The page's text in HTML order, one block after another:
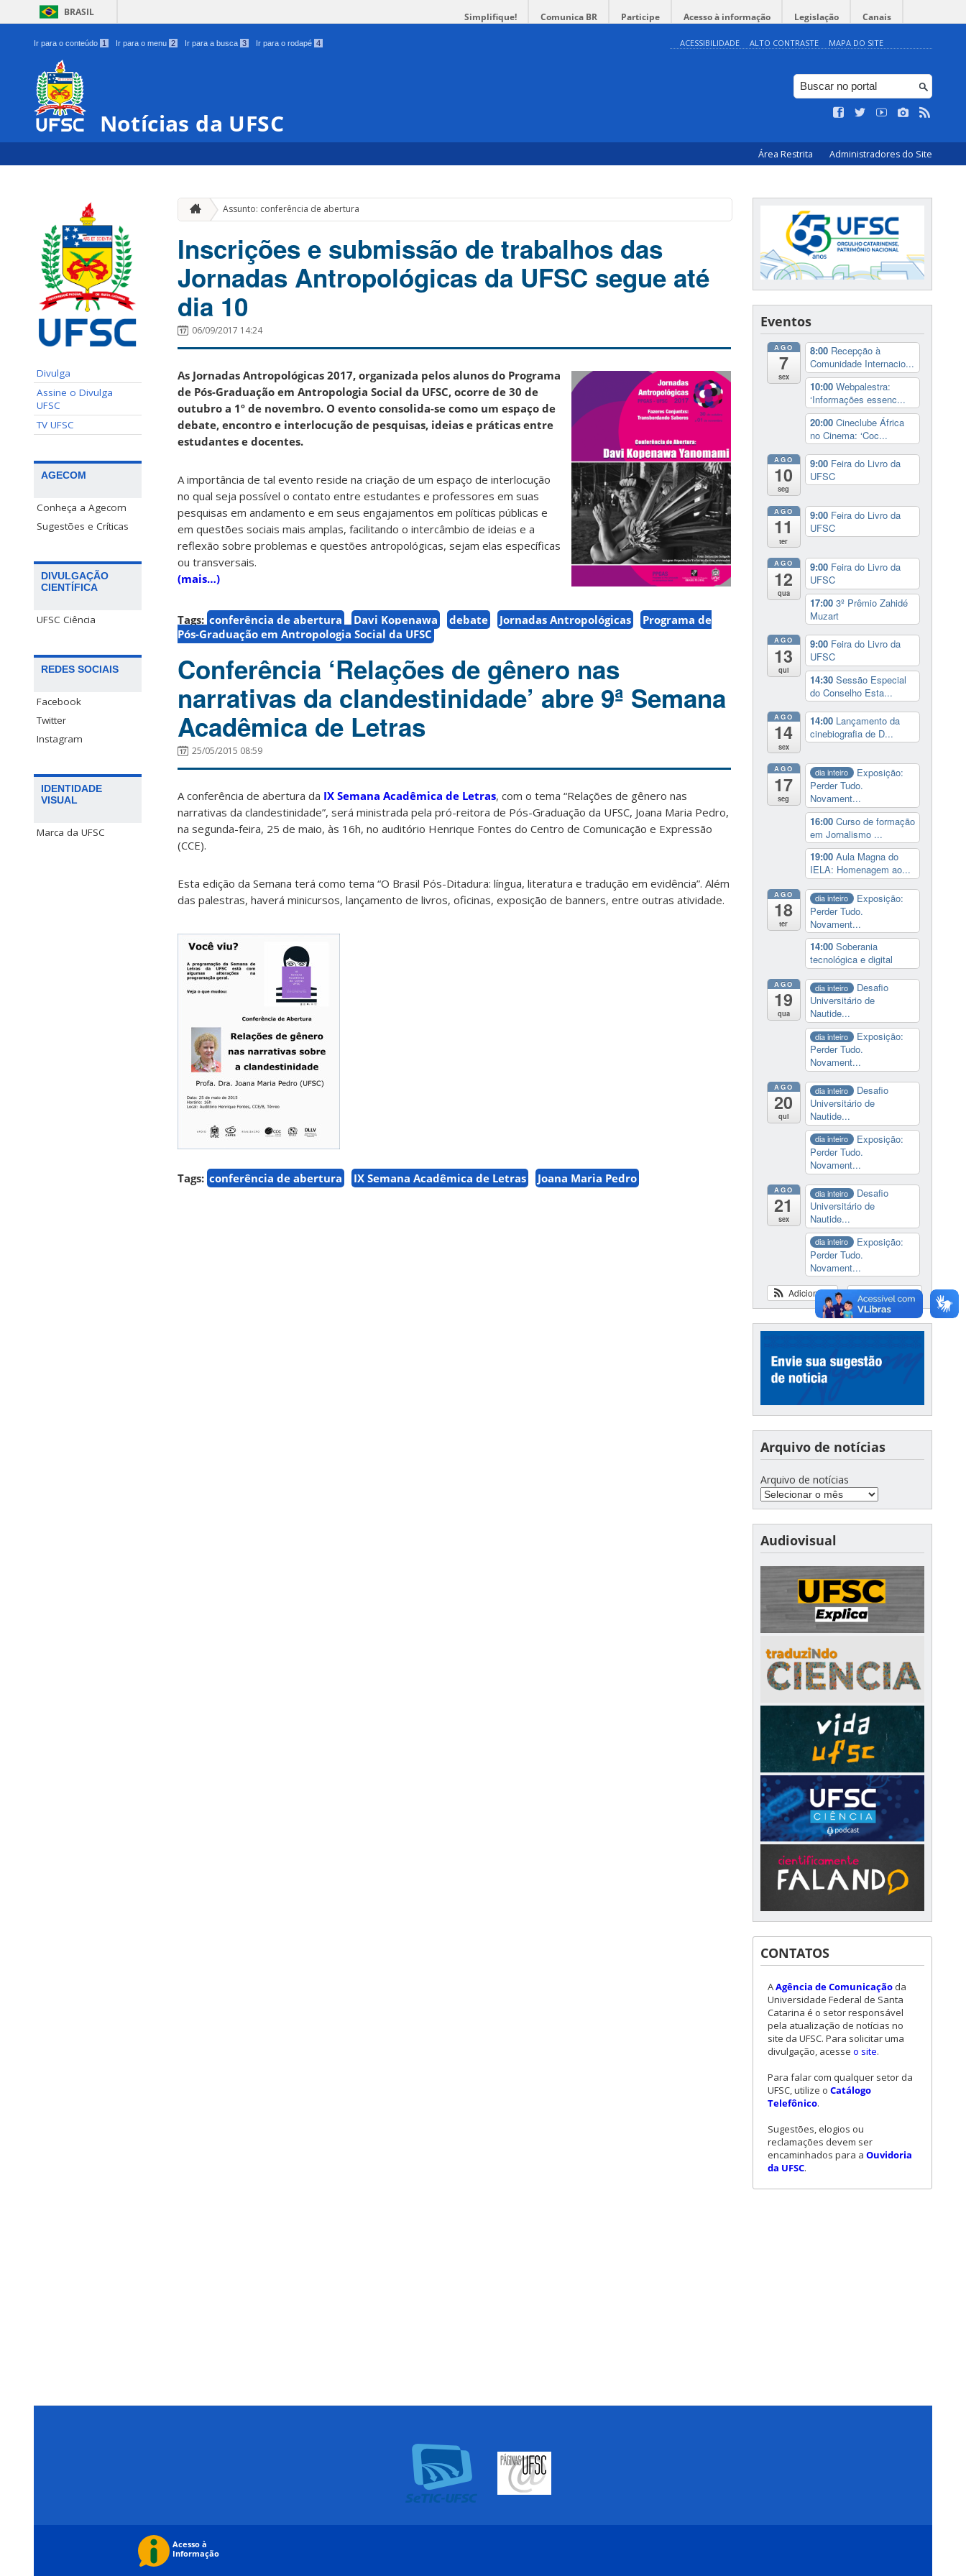
BRASIL Simplifique! Comunica BR Participe Acesso à informação Legislação Canais
Ir para o conteúdo 1 Ir para o menu 2 Ir para a busca 3 Ir para o rodapé 4 ACESSIBILIDADE ALTO CONTRASTE MAPA DO SITE
Notícias da UFSC
Área Restrita Administradores do Site
Divulga
Assine o Divulga
UFSC
TV UFSC
AGECOM
Conheça a Agecom
Sugestões e Críticas
DIVULGAÇÃO
CIENTÍFICA
UFSC Ciência
REDES SOCIAIS
Facebook
Twitter
Instagram
IDENTIDADE
VISUAL
Marca da UFSC
Assunto: conferência de abertura
Inscrições e submissão de trabalhos das
Jornadas Antropológicas da UFSC segue até
dia 10
06/09/2017 14:24
As Jornadas Antropológicas 2017, organizada pelos alunos do Programa
de Pós-Graduação em Antropologia Social da UFSC, ocorre de 30 de
outubro a 1º de novembro. O evento consolida-se como um espaço de
debate, encontro e interlocução de pesquisas, ideias e práticas entre
estudantes e docentes.
A importância de tal evento reside na criação de um espaço de interlocução
no qual seja possível o contato entre estudantes e professores em suas
pesquisas em andamento e em seus engajamentos em políticas públicas e
em questões sociais mais amplas, facilitando o intercâmbio de ideias e a
reflexão sobre problemas e questões antropológicas, sejam elas específicas
ou transversais.
(mais…)
Tags: conferência de abertura Davi Kopenawa debate Jornadas Antropológicas
Programa de
Pós-Graduação em Antropologia Social da UFSC
Conferência ‘Relações de gênero nas
narrativas da clandestinidade’ abre 9ª Semana
Acadêmica de Letras
25/05/2015 08:59
A conferência de abertura da IX Semana Acadêmica de Letras, com o tema “Relações de gênero nas
narrativas da clandestinidade”, será ministrada pela pró-reitora de Pós-Graduação da UFSC, Joana Maria Pedro,
na segunda-feira, 25 de maio, às 16h, no auditório Henrique Fontes do Centro de Comunicação e Expressão
(CCE).
Esta edição da Semana terá como tema “O Brasil Pós-Ditadura: língua, literatura e tradução em evidência”. Além
das palestras, haverá minicursos, lançamento de livros, oficinas, exposição de banners, entre outras atividade.
Tags: conferência de abertura IX Semana Acadêmica de Letras Joana Maria Pedro
Eventos
AGO
7
sex
8:00 Recepção à
Comunidade Internacio...
10:00 Webpalestra:
‘Informações essenc...
20:00 Cineclube África
no Cinema: ‘Coc...
AGO
10
seg
9:00 Feira do Livro da
UFSC
AGO
11
ter
9:00 Feira do Livro da
UFSC
AGO
12
qua
9:00 Feira do Livro da
UFSC
17:00 3º Prêmio Zahidé
Muzart
AGO
13
qui
9:00 Feira do Livro da
UFSC
14:30 Sessão Especial
do Conselho Esta...
AGO
14
sex
14:00 Lançamento da
cinebiografia de D...
AGO
17
seg
dia inteiro
Exposição:
Perder Tudo.
Novament...
16:00 Curso de formação
em Jornalismo ...
19:00 Aula Magna do
IELA: Homenagem ao...
AGO
18
ter
dia inteiro
Exposição:
Perder Tudo.
Novament...
14:00 Soberania
tecnológica e digital
AGO
19
qua
dia inteiro
Desafio
Universitário de
Nautide...
dia inteiro
Exposição:
Perder Tudo.
Novament...
AGO
20
qui
dia inteiro
Desafio
Universitário de
Nautide...
dia inteiro
Exposição:
Perder Tudo.
Novament...
AGO
21
sex
dia inteiro
Desafio
Universitário de
Nautide...
dia inteiro
Exposição:
Perder Tudo.
Novament...
Ver calendário
Adicionar
Arquivo de notícias
Arquivo de notícias
Audiovisual
CONTATOS
AAgência de Comunicação da
Universidade Federal de Santa
Catarina é o setor responsável
pela atualização de notícias no
site da UFSC. Para solicitar uma
divulgação, acesse o site.
Para falar com qualquer setor da
UFSC, utilize o Catálogo
Telefônico.
Sugestões, elogios ou
reclamações devem ser
encaminhados para a Ouvidoria
da UFSC.